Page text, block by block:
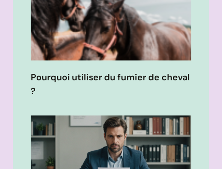
Pourquoi utiliser du fumier de cheval
?